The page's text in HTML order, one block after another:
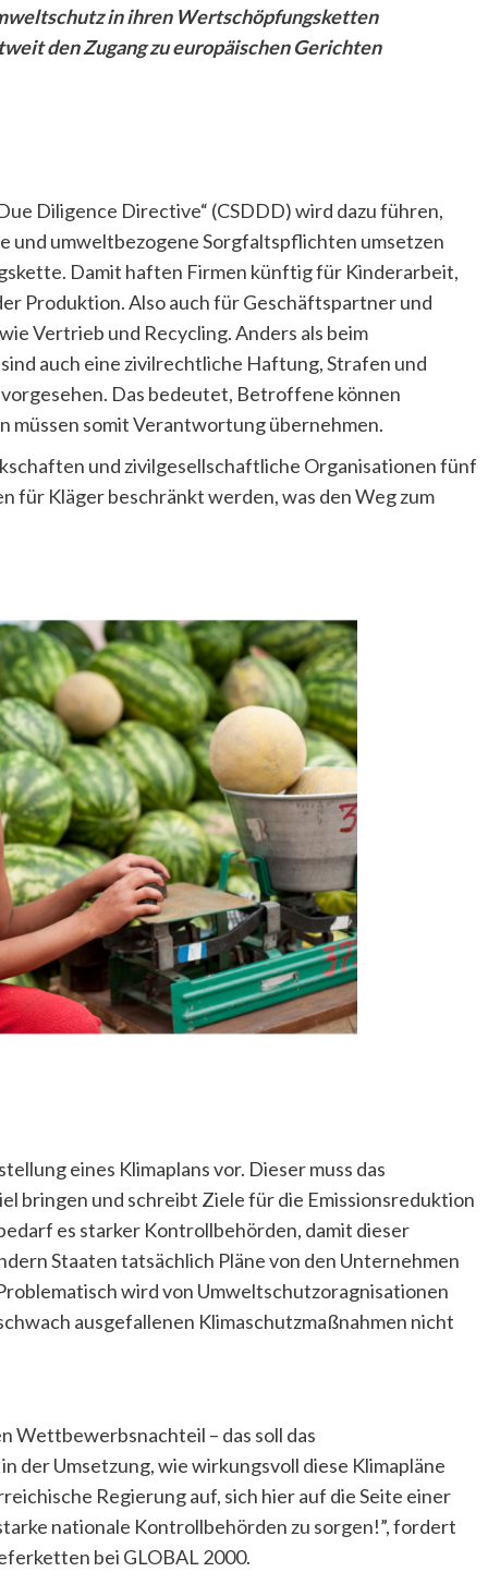
in ihren Wertschöpfungsketten
den Zugang zu europäischen Gerichten
Diligence Directive“ (CSDDD) wird dazu führen,
und umweltbezogene Sorgfaltspflichten umsetzen
Damit haften Firmen künftig für Kinderarbeit,
Produktion. Also auch für Geschäftspartner und
Vertrieb und Recycling. Anders als beim
auch eine zivilrechtliche Haftung, Strafen und
Das bedeutet, Betroffene können
müssen somit Verantwortung übernehmen.
und zivilgesellschaftliche Organisationen fünf
für Kläger beschränkt werden, was den Weg zum
eines Klimaplans vor. Dieser muss das
bringen und schreibt Ziele für die Emissionsreduktion
es starker Kontrollbehörden, damit dieser
Staaten tatsächlich Pläne von den Unternehmen
wird von Umweltschutzoragnisationen
ausgefallenen Klimaschutzmaßnahmen nicht
Wettbewerbsnachteil – das soll das
der Umsetzung, wie wirkungsvoll diese Klimapläne
Regierung auf, sich hier auf die Seite einer
nationale Kontrollbehörden zu sorgen!”, fordert
bei GLOBAL 2000.